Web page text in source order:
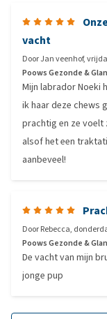
vacht
DoorJan veenhof,
Poows Gezonde &
Mijn labrador Noeki
ik haar deze chews
prachtig en ze voelt
alsof het een
aanbeveel!
DoorRebecca,
Poows Gezonde &
De vacht van mijn
jonge pup